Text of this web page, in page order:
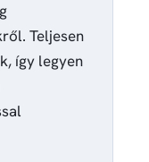
Teljesen
így legyen